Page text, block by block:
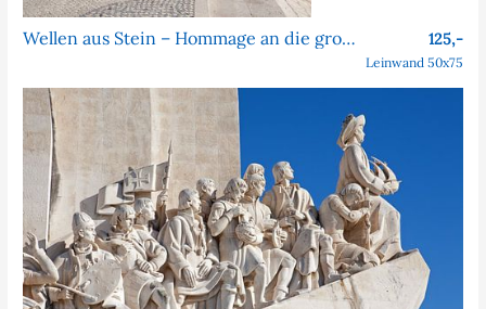
Wellen aus Stein – Hommage an die großen Entdecker 125,-
Leinwand 50x75